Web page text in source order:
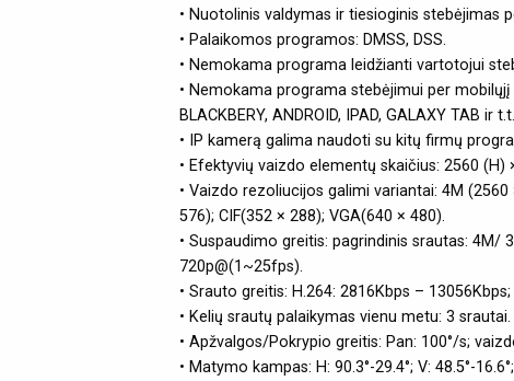
• Nuotolinis valdymas ir tiesioginis stebėjimas
• Palaikomos programos: DMSS, DSS.
• Nemokama programa leidžianti vartotojui
• Nemokama programa stebėjimui per
BLACKBERY, ANDROID, IPAD, GALAXY TAB ir t.t.
• IP kamerą galima naudoti su kitų firmų
• Efektyvių vaizdo elementų skaičius: 2560 (H)
• Vaizdo rezoliucijos galimi variantai: 4M
576); CIF(352 × 288); VGA(640 × 480).
• Suspaudimo greitis: pagrindinis srautas:
720p@(1~25fps).
• Srauto greitis: H.264: 2816Kbps –
• Kelių srautų palaikymas vienu metu: 3 srautai.
• Apžvalgos/Pokrypio greitis: Pan: 100°/s;
• Matymo kampas: H: 90.3°-29.4°; V: 48.5°-